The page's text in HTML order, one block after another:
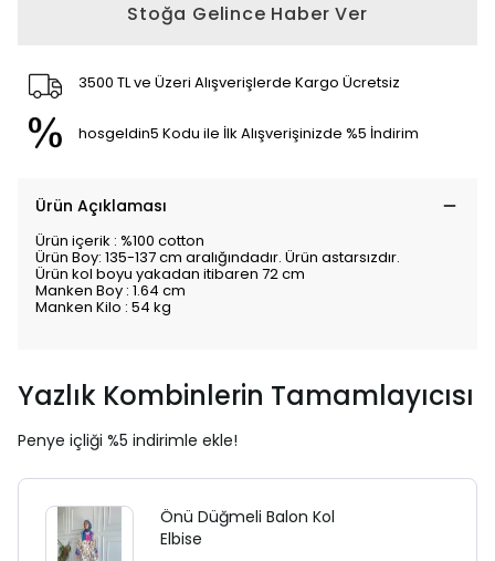
Stoğa Gelince Haber Ver
3500 TL ve Üzeri Alışverişlerde Kargo Ücretsiz
hosgeldin5 Kodu ile İlk Alışverişinizde %5 İndirim
Ürün Açıklaması
Ürün içerik : %100 cotton
Ürün Boy: 135-137 cm aralığındadır. Ürün astarsızdır.
Ürün kol boyu yakadan itibaren 72 cm
Manken Boy : 1.64 cm
Manken Kilo : 54 kg
Yazlık Kombinlerin Tamamlayıcısı
Penye içliği %5 indirimle ekle!
Önü Düğmeli Balon Kol
Elbise